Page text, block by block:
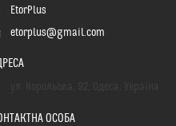
EtorPlus
etorplus@gmail.com